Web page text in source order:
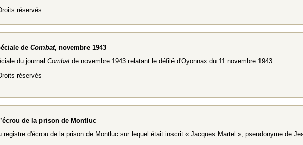
réservés
de Combat, novembre 1943
du journal Combat de novembre 1943 relatant le défilé d'Oyonnax du 11 novembre 1943
réservés
de la prison de Montluc
registre d'écrou de la prison de Montluc sur lequel était inscrit « Jacques Martel », pseudonyme de